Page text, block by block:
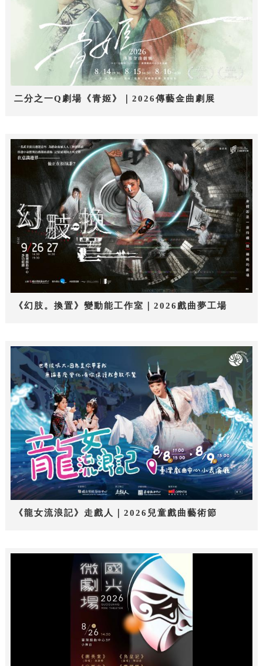
二分之一Q劇場《青姬》｜2026傳藝金曲劇展
《幻肢。換置》變動能工作室｜2026戲曲夢工場
《龍女流浪記》走戲人｜2026兒童戲曲藝術節